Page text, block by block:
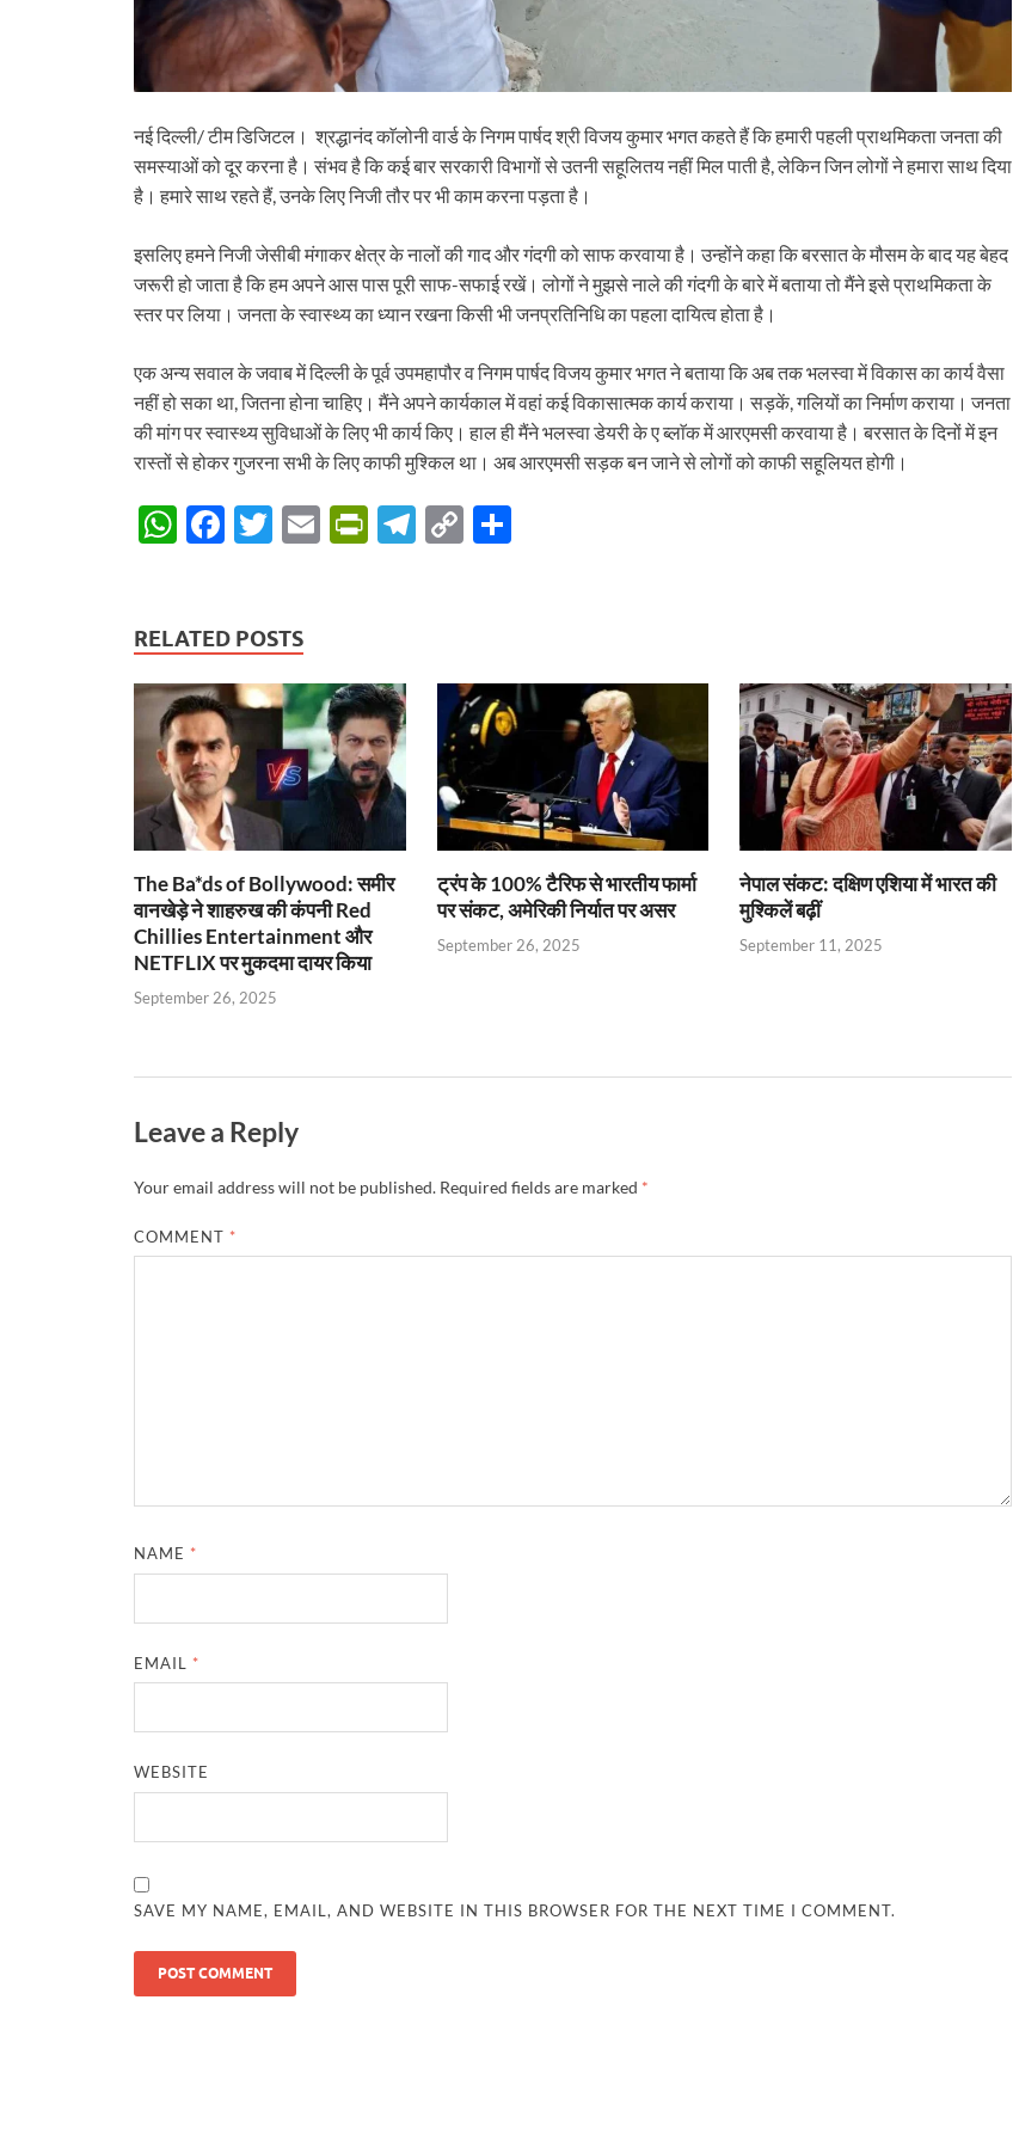
नई दिल्ली/ टीम डिजिटल। श्रद्धानंद काॅलोनी वार्ड के निगम पार्षद श्री विजय कुमार भगत कहते हैं कि हमारी पहली प्राथमिकता जनता की
समस्याओं को दूर करना है। संभव है कि कई बार सरकारी विभागों से उतनी सहूलितय नहीं मिल पाती है, लेकिन जिन लोगों ने हमारा साथ दिया
है। हमारे साथ रहते हैं, उनके लिए निजी तौर पर भी काम करना पड़ता है।
इसलिए हमने निजी जेसीबी मंगाकर क्षेत्र के नालों की गाद और गंदगी को साफ करवाया है। उन्होंने कहा कि बरसात के मौसम के बाद यह बेहद
जरूरी हो जाता है कि हम अपने आस पास पूरी साफ-सफाई रखें। लोगों ने मुझसे नाले की गंदगी के बारे में बताया तो मैंने इसे प्राथमिकता के
स्तर पर लिया। जनता के स्वास्थ्य का ध्यान रखना किसी भी जनप्रतिनिधि का पहला दायित्व होता है।
एक अन्य सवाल के जवाब में दिल्ली के पूर्व उपमहापौर व निगम पार्षद विजय कुमार भगत ने बताया कि अब तक भलस्वा में विकास का कार्य वैसा
नहीं हो सका था, जितना होना चाहिए। मैंने अपने कार्यकाल में वहां कई विकासात्मक कार्य कराया। सड़कें, गलियों का निर्माण कराया। जनता
की मांग पर स्वास्थ्य सुविधाओं के लिए भी कार्य किए। हाल ही मैंने भलस्वा डेयरी के ए ब्लाॅक में आरएमसी करवाया है। बरसात के दिनों में इन
रास्तों से होकर गुजरना सभी के लिए काफी मुश्किल था। अब आरएमसी सड़क बन जाने से लोगों को काफी सहूलियत होगी।
W
s
A
p
p
F
b
o
o
k
T
er
E
P
ie
n
dl
y
T
C
Li
n
k
RELATED POSTS
The Ba*ds of Bollywood: समीर
वानखेड़े ने शाहरुख की कंपनी Red
Chillies Entertainment और
NETFLIX पर मुकदमा दायर किया
September 26, 2025
ट्रंप के 100% टैरिफ से भारतीय फार्मा
पर संकट, अमेरिकी निर्यात पर असर
September 26, 2025
नेपाल संकट: दक्षिण एशिया में भारत की
मुश्किलें बढ़ीं
September 11, 2025
Leave a Reply
Your email address will not be published. Required fields are marked *
COMMENT *
NAME *
EMAIL *
WEBSITE
SAVE MY NAME, EMAIL, AND WEBSITE IN THIS BROWSER FOR THE NEXT TIME I COMMENT.